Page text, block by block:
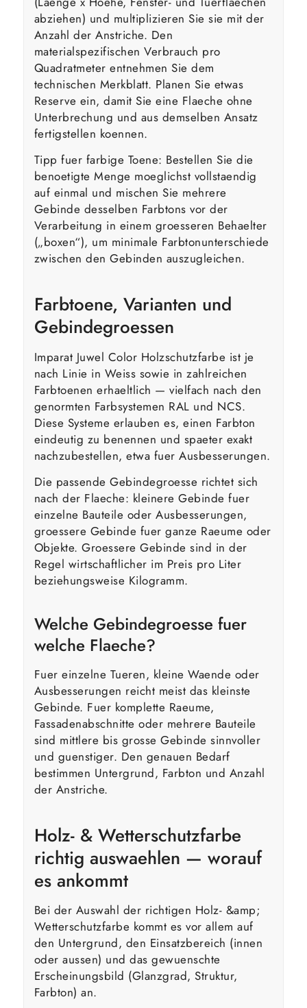
abziehen) und multiplizieren Sie sie mit der
Anzahl der Anstriche. Den
materialspezifischen Verbrauch pro
Quadratmeter entnehmen Sie dem
technischen Merkblatt. Planen Sie etwas
Reserve ein, damit Sie eine Flaeche ohne
Unterbrechung und aus demselben Ansatz
fertigstellen koennen.
Tipp fuer farbige Toene: Bestellen Sie die
benoetigte Menge moeglichst vollstaendig
auf einmal und mischen Sie mehrere
Gebinde desselben Farbtons vor der
Verarbeitung in einem groesseren Behaelter
(„boxen“), um minimale Farbtonunterschiede
zwischen den Gebinden auszugleichen.
Farbtoene, Varianten und
Gebindegroessen
Imparat Juwel Color Holzschutzfarbe ist je
nach Linie in Weiss sowie in zahlreichen
Farbtoenen erhaeltlich — vielfach nach den
genormten Farbsystemen RAL und NCS.
Diese Systeme erlauben es, einen Farbton
eindeutig zu benennen und spaeter exakt
nachzubestellen, etwa fuer Ausbesserungen.
Die passende Gebindegroesse richtet sich
nach der Flaeche: kleinere Gebinde fuer
einzelne Bauteile oder Ausbesserungen,
groessere Gebinde fuer ganze Raeume oder
Objekte. Groessere Gebinde sind in der
Regel wirtschaftlicher im Preis pro Liter
beziehungsweise Kilogramm.
Welche Gebindegroesse fuer
welche Flaeche?
Fuer einzelne Tueren, kleine Waende oder
Ausbesserungen reicht meist das kleinste
Gebinde. Fuer komplette Raeume,
Fassadenabschnitte oder mehrere Bauteile
sind mittlere bis grosse Gebinde sinnvoller
und guenstiger. Den genauen Bedarf
bestimmen Untergrund, Farbton und Anzahl
der Anstriche.
Holz- & Wetterschutzfarbe
richtig auswaehlen — worauf
es ankommt
Bei der Auswahl der richtigen Holz- &amp;
Wetterschutzfarbe kommt es vor allem auf
den Untergrund, den Einsatzbereich (innen
oder aussen) und das gewuenschte
Erscheinungsbild (Glanzgrad, Struktur,
Farbton) an.